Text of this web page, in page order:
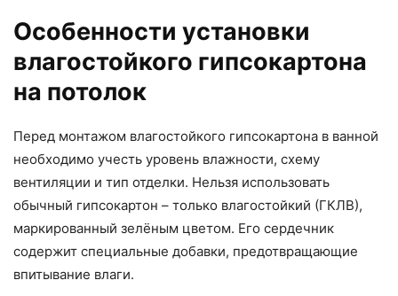
Особенности установки
влагостойкого гипсокартона
на потолок
Перед монтажом влагостойкого гипсокартона в ванной
необходимо учесть уровень влажности, схему
вентиляции и тип отделки. Нельзя использовать
обычный гипсокартон – только влагостойкий (ГКЛВ),
маркированный зелёным цветом. Его сердечник
содержит специальные добавки, предотвращающие
впитывание влаги.